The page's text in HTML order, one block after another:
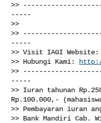
>>
-----
>>
>>
-----
>> Visit IAGI Website:
>> Hubungi Kami:
>>
-----
>> Iuran tahunan
Rp.100.000,-
>> Pembayaran iuran
>> Bank Mandiri Cab.